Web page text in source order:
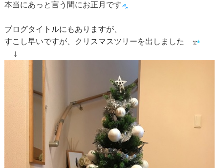
本当にあっと言う間にお正月です
ブログタイトルにもありますが、
すこし早いですが、クリスマスツリーを出しました
↓